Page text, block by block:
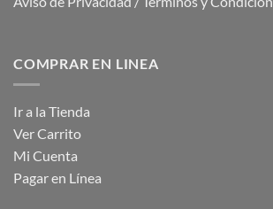
COMPRAR EN LINEA
Ir a la Tienda
Ver Carrito
Mi Cuenta
Pagar en Línea